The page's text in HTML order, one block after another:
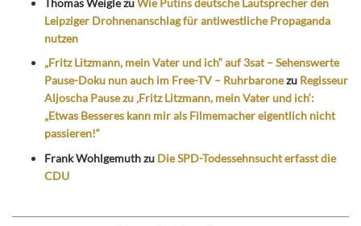
Leipziger Drohnenanschlag für antiwestliche Propaganda
nutzen
„Fritz Litzmann, mein Vater und ich“ auf 3sat – Sehenswerte
Pause-Doku nun auch im Free-TV – Ruhrbaronezu Regisseur
Aljoscha Pause zu ‚Fritz Litzmann, mein Vater und ich‘:
„Etwas Besseres kann mir als Filmemacher eigentlich nicht
passieren!“
Frank Wohlgemuthzu Die SPD-Todessehnsucht erfasst die
CDU